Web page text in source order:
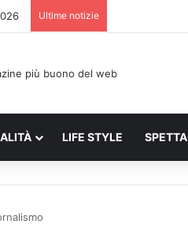
Ultime notizie
LIFE STYLE